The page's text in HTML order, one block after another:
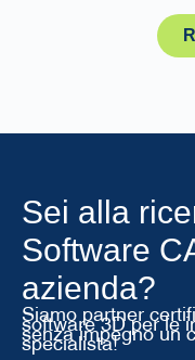
Sei alla
Software
azienda?
Siamo partner
software 3D per le
senza impegno un
specialista!